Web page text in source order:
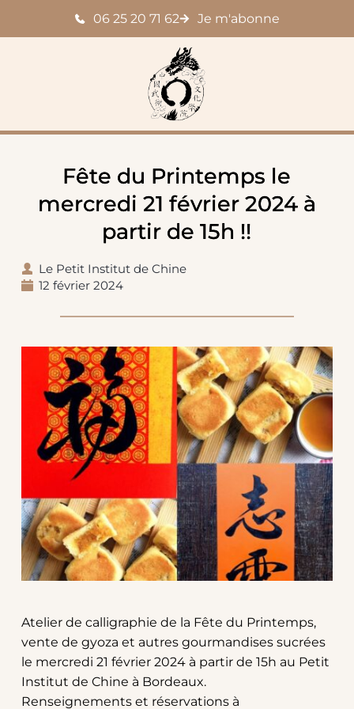
contenu
06 25 20 71 62 Je m'abonne
Fête du Printemps le
mercredi 21 février 2024 à
partir de 15h !!
Le Petit Institut de Chine
12 février 2024
Atelier de calligraphie de la Fête du Printemps,
vente de gyoza et autres gourmandises sucrées
le mercredi 21 février 2024 à partir de 15h au Petit
Institut de Chine à Bordeaux.
Renseignements et réservations à